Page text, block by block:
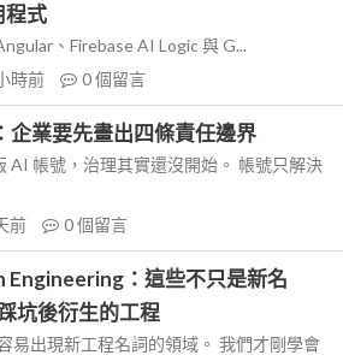
程式
、Firebase AI Logic 與 G...
時前 0個留言
企業要先畫出四條責任邊界
AI 帳號，治理其實還沒開始。 帳號只解決
前 0個留言
Engineering：這些不只是新名
坑後衍生的工程
易出現新工程名詞的領域。 我們才剛學會